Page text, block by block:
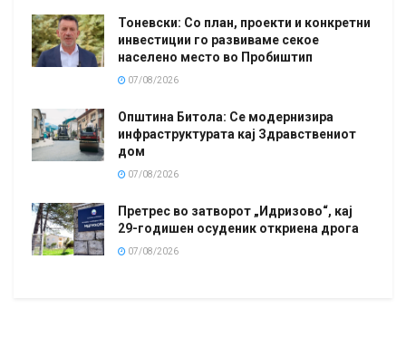
Тоневски: Со план, проекти и конкретни
инвестиции го развиваме секое
населено место во Пробиштип
07/08/2026
Општина Битола: Се модернизира
инфраструктурата кај Здравствениот
дом
07/08/2026
Претрес во затворот „Идризово“, кај
29-годишен осуденик откриена дрога
07/08/2026